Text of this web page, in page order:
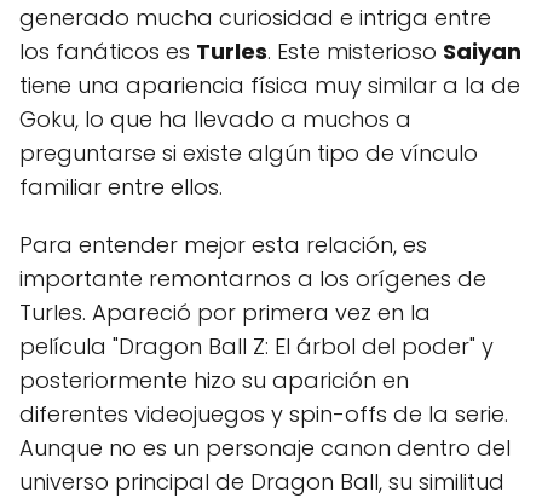
generado mucha curiosidad e intriga entre
los fanáticos es Turles. Este misterioso Saiyan
tiene una apariencia física muy similar a la de
Goku, lo que ha llevado a muchos a
preguntarse si existe algún tipo de vínculo
familiar entre ellos.
Para entender mejor esta relación, es
importante remontarnos a los orígenes de
Turles. Apareció por primera vez en la
película "Dragon Ball Z: El árbol del poder" y
posteriormente hizo su aparición en
diferentes videojuegos y spin-offs de la serie.
Aunque no es un personaje canon dentro del
universo principal de Dragon Ball, su similitud